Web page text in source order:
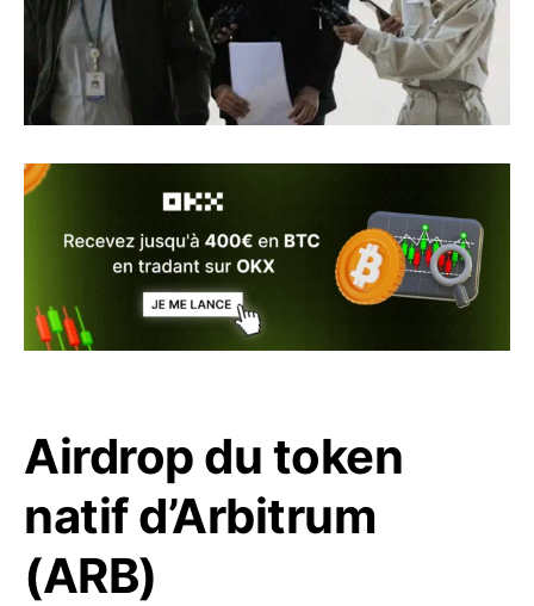
Airdrop du token
natif d’Arbitrum
(ARB)